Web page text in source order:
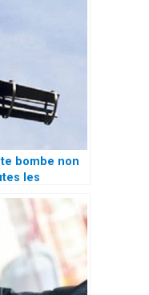
bombe non
les